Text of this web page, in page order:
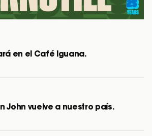
en el Café Iguana.
John vuelve a nuestro país.